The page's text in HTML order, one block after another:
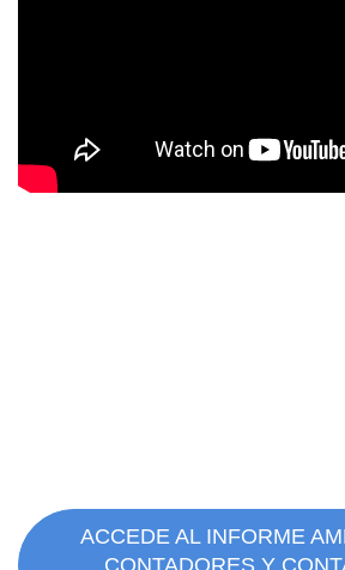
ACCEDE AL INFORME